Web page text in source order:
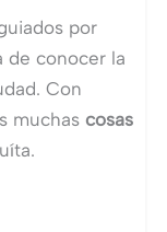
por
de conocer la
Con
muchas cosas